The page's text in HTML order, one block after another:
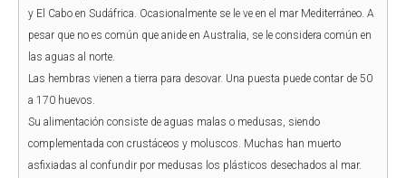
y El Cabo en Sudáfrica. Ocasionalmente se le ve en el mar Mediterráneo. A
pesar que no es común que anide en Australia, se le considera común en
las aguas al norte.
Las hembras vienen a tierra para desovar. Una puesta puede contar de 50
a 170 huevos.
Su alimentación consiste de aguas malas o medusas, siendo
complementada con crustáceos y moluscos. Muchas han muerto
asfixiadas al confundir por medusas los plásticos desechados al mar.